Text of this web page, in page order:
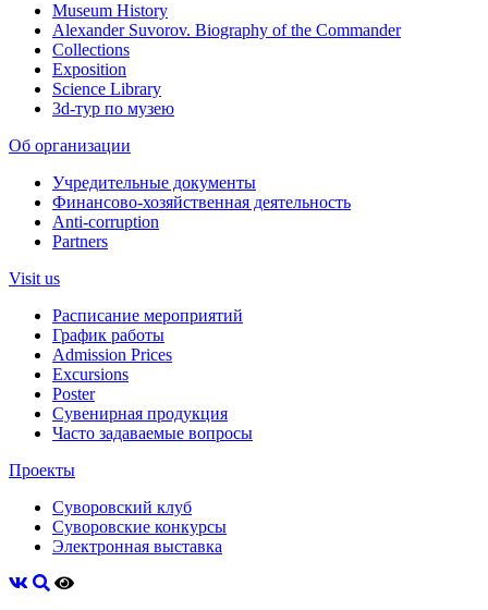
Museum History
Alexander Suvorov. Biography of the Commander
Collections
Exposition
Science Library
3d-тур по музею
Об организации
Учредительные документы
Финансово-хозяйственная деятельность
Anti-corruption
Partners
Visit us
Расписание мероприятий
График работы
Admission Prices
Excursions
Poster
Сувенирная продукция
Часто задаваемые вопросы
Проекты
Суворовский клуб
Суворовские конкурсы
Электронная выставка